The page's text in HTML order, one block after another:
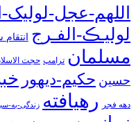
اللهم-عجل-لولیک-
لولیـڪ-الفـرج
مسلمان ترامپ حجت
حسین حکیم-دیهور
دهه فجر رهیافته زندگی-به-